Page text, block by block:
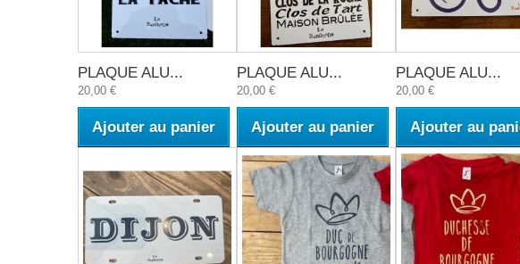
PLAQUE ALU...
20,00 €
Ajouter au panier
PLAQUE ALU...
20,00 €
Ajouter au panier
PLAQUE ALU...
20,00 €
Ajouter au